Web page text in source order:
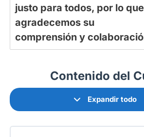
justo para todos, por lo que
agradecemos su
comprensión y
Contenido del
Expandir todo